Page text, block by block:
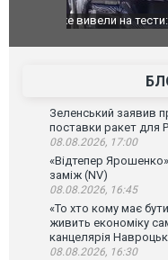
Вийшов трейлер
Зеленський заявив
поставки ракет для
08.08.2026, 17:00
«Відтепер
заміж (NV)
08.08.2026, 16:45
«То хто кому має
живить економіку
канцелярія
08.08.2026, 16:30